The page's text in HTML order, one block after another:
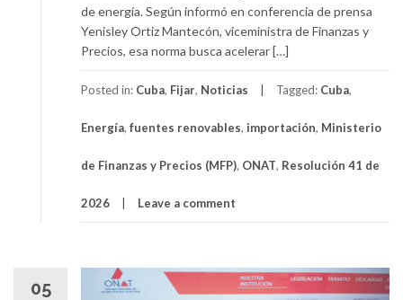
de energía. Según informó en conferencia de prensa
Yenisley Ortiz Mantecón, viceministra de Finanzas y
Precios, esa norma busca acelerar […]
Posted in: Cuba, Fijar, Noticias Tagged: Cuba,
Energía, fuentes renovables, importación, Ministerio
de Finanzas y Precios (MFP), ONAT, Resolución 41 de
2026 Leave a comment
05